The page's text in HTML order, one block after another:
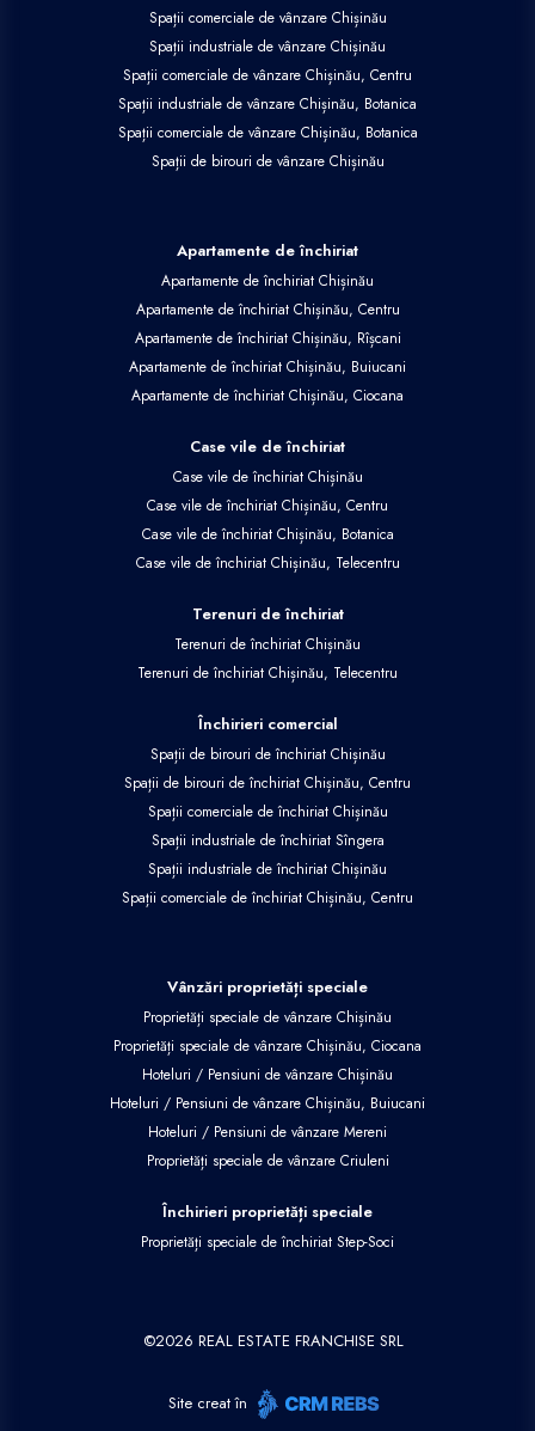
Spații comerciale de vânzare Chișinău
Spații industriale de vânzare Chișinău
Spații comerciale de vânzare Chișinău, Centru
Spații industriale de vânzare Chișinău, Botanica
Spații comerciale de vânzare Chișinău, Botanica
Spații de birouri de vânzare Chișinău
Apartamente de închiriat
Apartamente de închiriat Chișinău
Apartamente de închiriat Chișinău, Centru
Apartamente de închiriat Chișinău, Rîșcani
Apartamente de închiriat Chișinău, Buiucani
Apartamente de închiriat Chișinău, Ciocana
Case vile de închiriat
Case vile de închiriat Chișinău
Case vile de închiriat Chișinău, Centru
Case vile de închiriat Chișinău, Botanica
Case vile de închiriat Chișinău, Telecentru
Terenuri de închiriat
Terenuri de închiriat Chișinău
Terenuri de închiriat Chișinău, Telecentru
Închirieri comercial
Spații de birouri de închiriat Chișinău
Spații de birouri de închiriat Chișinău, Centru
Spații comerciale de închiriat Chișinău
Spații industriale de închiriat Sîngera
Spații industriale de închiriat Chișinău
Spații comerciale de închiriat Chișinău, Centru
Vânzări proprietăți speciale
Proprietăți speciale de vânzare Chișinău
Proprietăți speciale de vânzare Chișinău, Ciocana
Hoteluri / Pensiuni de vânzare Chișinău
Hoteluri / Pensiuni de vânzare Chișinău, Buiucani
Hoteluri / Pensiuni de vânzare Mereni
Proprietăți speciale de vânzare Criuleni
Închirieri proprietăți speciale
Proprietăți speciale de închiriat Step-Soci
©2026 REAL ESTATE FRANCHISE SRL
Site creat în